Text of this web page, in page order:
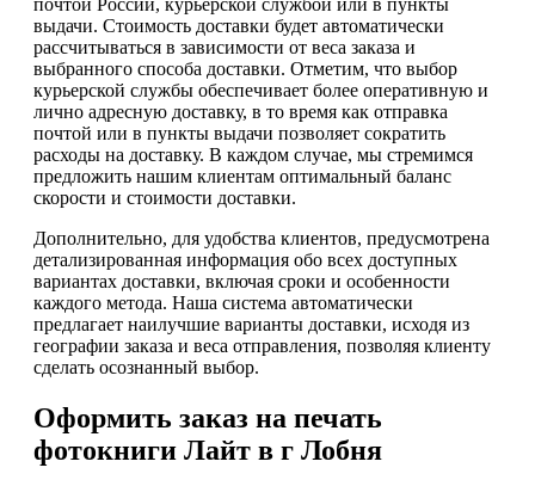
выдачи. Стоимость доставки будет автоматически
рассчитываться в зависимости от веса заказа и
выбранного способа доставки. Отметим, что выбор
курьерской службы обеспечивает более оперативную и
лично адресную доставку, в то время как отправка
почтой или в пункты выдачи позволяет сократить
расходы на доставку. В каждом случае, мы стремимся
предложить нашим клиентам оптимальный баланс
скорости и стоимости доставки.
Дополнительно, для удобства клиентов, предусмотрена
детализированная информация обо всех доступных
вариантах доставки, включая сроки и особенности
каждого метода. Наша система автоматически
предлагает наилучшие варианты доставки, исходя из
географии заказа и веса отправления, позволяя клиенту
сделать осознанный выбор.
Оформить заказ на печать
фотокниги Лайт в г Лобня